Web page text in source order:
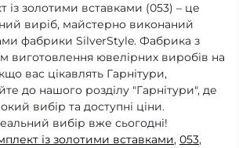
із золотими вставками (053) – це
виріб, майстерно виконаний
фабрики SilverStyle. Фабрика з
виготовлення ювелірних виробів на
вас цікавлять Гарнітури,
до нашого розділу "Гарнітури", де
вибір та доступні ціни.
вибір вже сьогодні!
із золотими вставками, 053,